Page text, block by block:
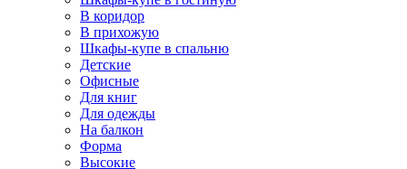
В коридор
В прихожую
Шкафы-купе в спальню
Детские
Офисные
Для книг
Для одежды
На балкон
Форма
Высокие